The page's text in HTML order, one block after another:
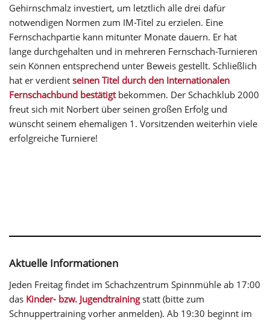
Gehirnschmalz investiert, um letztlich alle drei dafür
notwendigen Normen zum IM-Titel zu erzielen. Eine
Fernschachpartie kann mitunter Monate dauern. Er hat
lange durchgehalten und in mehreren Fernschach-Turnieren
sein Können entsprechend unter Beweis gestellt. Schließlich
hat er verdient seinen Titel durch den Internationalen
Fernschachbund bestätigt bekommen. Der Schachklub 2000
freut sich mit Norbert über seinen großen Erfolg und
wünscht seinem ehemaligen 1. Vorsitzenden weiterhin viele
erfolgreiche Turniere!
Aktuelle Informationen
Jeden Freitag findet im Schachzentrum Spinnmühle ab 17:00
das Kinder- bzw. Jugendtrainingstatt (bitte zum
Schnuppertraining vorher anmelden). Ab 19:30 beginnt im